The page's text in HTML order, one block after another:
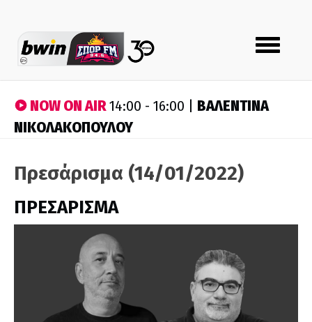
Toggle
navigation
NOW ON AIR14:00 - 16:00 | ΒΑΛΕΝΤΙΝΑ
ΝΙΚΟΛΑΚΟΠΟΥΛΟΥ
Πρεσάρισμα (14/01/2022)
ΠΡΕΣΑΡΙΣΜΑ